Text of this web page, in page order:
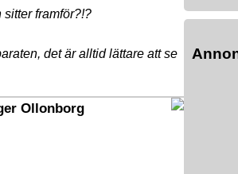
framför?!?
det är alltid lättare att se
Ollonborg